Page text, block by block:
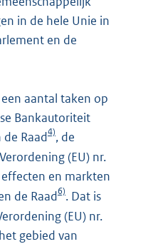
in de hele Unie in
en de
aantal taken op
Bankautoriteit
Raad4), de
(EU) nr.
en markten
de Raad6). Dat is
(EU) nr.
gebied van